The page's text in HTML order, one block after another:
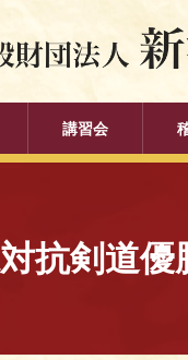
講習会
抗剣道優